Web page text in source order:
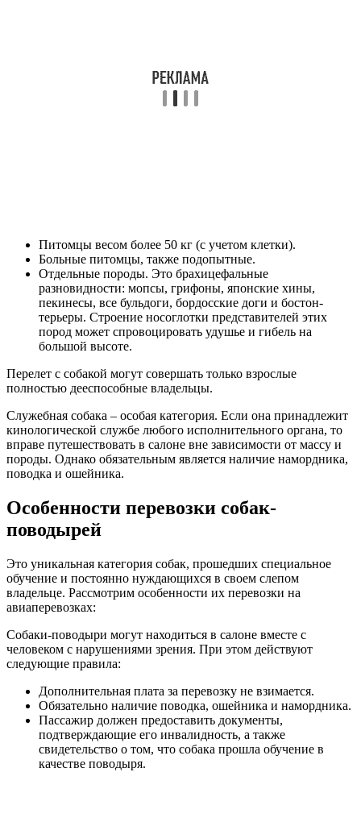
Питомцы весом более 50 кг (с учетом клетки).
Больные питомцы, также подопытные.
Отдельные породы. Это брахицефальные
разновидности: мопсы, грифоны, японские хины,
пекинесы, все бульдоги, бордосские доги и бостон-
терьеры. Строение носоглотки представителей этих
пород может спровоцировать удушье и гибель на
большой высоте.
Перелет с собакой могут совершать только взрослые
полностью дееспособные владельцы.
Служебная собака – особая категория. Если она принадлежит
кинологической службе любого исполнительного органа, то
вправе путешествовать в салоне вне зависимости от массу и
породы. Однако обязательным является наличие намордника,
поводка и ошейника.
Особенности перевозки собак-
поводырей
Это уникальная категория собак, прошедших специальное
обучение и постоянно нуждающихся в своем слепом
владельце. Рассмотрим особенности их перевозки на
авиаперевозках:
Собаки-поводыри могут находиться в салоне вместе с
человеком с нарушениями зрения. При этом действуют
следующие правила:
Дополнительная плата за перевозку не взимается.
Обязательно наличие поводка, ошейника и намордника.
Пассажир должен предоставить документы,
подтверждающие его инвалидность, а также
свидетельство о том, что собака прошла обучение в
качестве поводыря.